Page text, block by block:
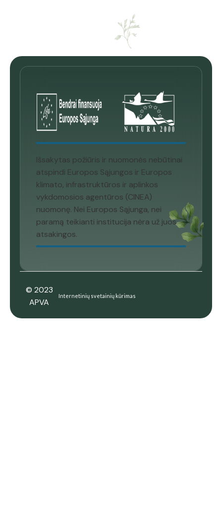
Išsakytas požiūris ir nuomonės nebūtinai
atspindi Europos Sąjungos ir Europos
klimato, infrastruktūros ir aplinkos
vykdomosios agentūros (CINEA)
nuomonę. Nei Europos Sąjunga, nei
paramą teikianti institucija nėra už juos
atsakingos.
© 2023
APVA
Internetinių svetainių kūrimas